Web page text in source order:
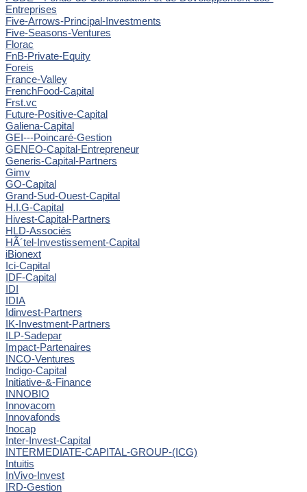
Entreprises
Five-Arrows-Principal-Investments
Five-Seasons-Ventures
Florac
FnB-Private-Equity
Foreis
France-Valley
FrenchFood-Capital
Frst.vc
Future-Positive-Capital
Galiena-Capital
GEI---Poincaré-Gestion
GENEO-Capital-Entrepreneur
Generis-Capital-Partners
Gimv
GO-Capital
Grand-Sud-Ouest-Capital
H.I.G-Capital
Hivest-Capital-Partners
HLD-Associés
HÃ´tel-Investissement-Capital
iBionext
Ici-Capital
IDF-Capital
IDI
IDIA
Idinvest-Partners
IK-Investment-Partners
ILP-Sadepar
Impact-Partenaires
INCO-Ventures
Indigo-Capital
Initiative-&-Finance
INNOBIO
Innovacom
Innovafonds
Inocap
Inter-Invest-Capital
INTERMEDIATE-CAPITAL-GROUP-(ICG)
Intuitis
InVivo-Invest
IRD-Gestion